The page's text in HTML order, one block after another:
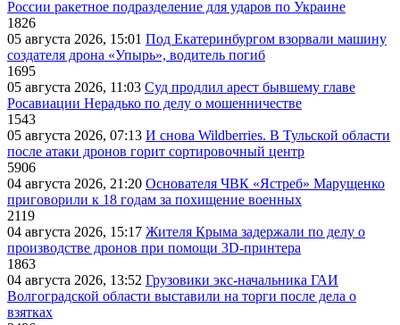
России ракетное подразделение для ударов по Украине
1826
05 августа 2026, 15:01 Под Екатеринбургом взорвали машину
создателя дрона «Упырь», водитель погиб
1695
05 августа 2026, 11:03 Суд продлил арест бывшему главе
Росавиации Нерадько по делу о мошенничестве
1543
05 августа 2026, 07:13 И снова Wildberries. В Тульской области
после атаки дронов горит сортировочный центр
5906
04 августа 2026, 21:20 Основателя ЧВК «Ястреб» Марущенко
приговорили к 18 годам за похищение военных
2119
04 августа 2026, 15:17 Жителя Крыма задержали по делу о
производстве дронов при помощи 3D‑принтера
1863
04 августа 2026, 13:52 Грузовики экс-начальника ГАИ
Волгоградской области выставили на торги после дела о
взятках